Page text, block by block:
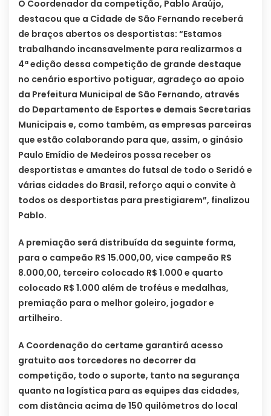
O Coordenador da competição, Pablo Araújo,
destacou que a Cidade de São Fernando receberá
de braços abertos os desportistas: “Estamos
trabalhando incansavelmente para realizarmos a
4ª edição dessa competição de grande destaque
no cenário esportivo potiguar, agradeço ao apoio
da Prefeitura Municipal de São Fernando, através
do Departamento de Esportes e demais Secretarias
Municipais e, como também, as empresas parceiras
que estão colaborando para que, assim, o ginásio
Paulo Emídio de Medeiros possa receber os
desportistas e amantes do futsal de todo o Seridó e
várias cidades do Brasil, reforço aqui o convite à
todos os desportistas para prestigiarem”, finalizou
Pablo.
A premiação será distribuída da seguinte forma,
para o campeão R$ 15.000,00, vice campeão R$
8.000,00, terceiro colocado R$ 1.000 e quarto
colocado R$ 1.000 além de troféus e medalhas,
premiação para o melhor goleiro, jogador e
artilheiro.
A Coordenação do certame garantirá acesso
gratuito aos torcedores no decorrer da
competição, todo o suporte, tanto na segurança
quanto na logística para as equipes das cidades,
com distância acima de 150 quilômetros do local